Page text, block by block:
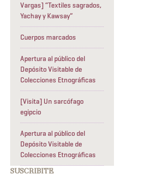
Vargas] “Textiles sagrados,
Yachay y Kawsay”
Cuerpos marcados
Apertura al público del
Depósito Visitable de
Colecciones Etnográficas
[Visita] Un sarcófago
egipcio
Apertura al público del
Depósito Visitable de
Colecciones Etnográficas
SUSCRIBITE